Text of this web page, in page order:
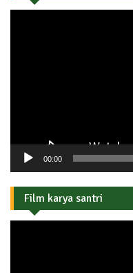
00:00
Film karya santri